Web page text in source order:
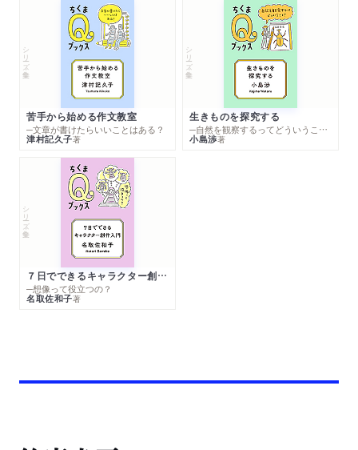
シリーズ・全集
苦手から始める作文教室
─文章が書けたらいいことはある？
津村記久子著
シリーズ・全集
生きものを探究する
─自然を観察するってどういうこと？
小島渉著
シリーズ・全集
７日でできるキャラクター創作入門
─想像って役立つの？
名取佐和子著